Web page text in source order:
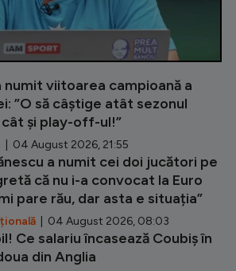
numit viitoarea campioană a
”O să câștige atât sezonul
și play-off-ul!”
| 04 August 2026, 21:55
a numit cei doi jucători pe
că nu i-a convocat la Euro
pare rău, dar asta e situația”
| 04 August 2026, 08:03
Ce salariu încasează Coubiș în
din Anglia